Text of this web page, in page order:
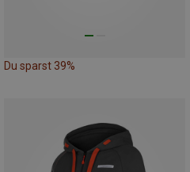
Du sparst 39%